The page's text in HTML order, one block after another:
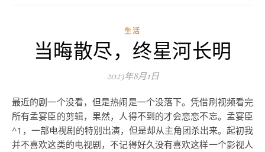
生活
当晦散尽，终星河长明
2023年8月1日
最近的剧一个没看，但是热闹是一个没落下。凭借刷视频看完
所有孟宴臣的剪辑，果然，人得不到的才会恋恋不忘。孟宴臣
^1，一部电视剧的特别出演，但是却从主角团杀出来。起初我
并不喜欢这类的电视剧，不记得好久没有喜欢这样一个影视人